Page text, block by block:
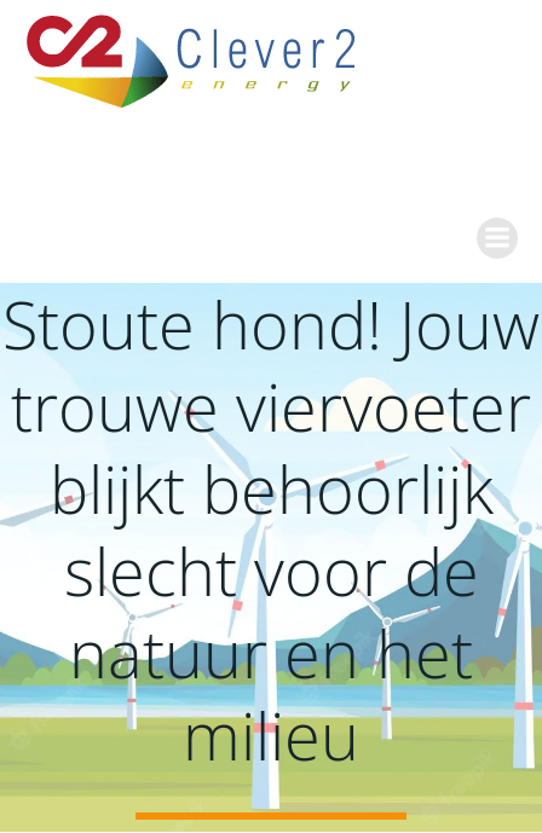
naar
de
inhoud
Stoute hond! Jouw
trouwe viervoeter
blijkt behoorlijk
slecht voor de
natuur en het
milieu